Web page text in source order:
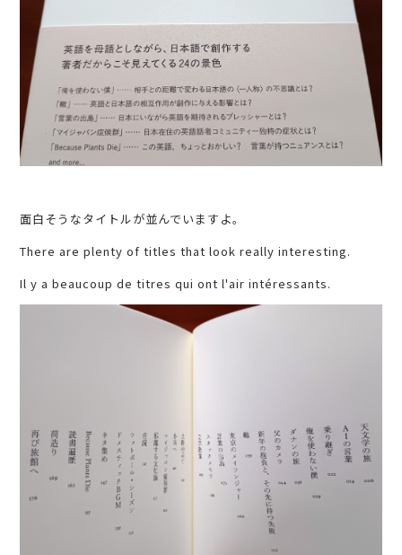
面白そうなタイトルが並んでいますよ。
There are plenty of titles that look really interesting.
Il y a beaucoup de titres qui ont l'air intéressants.